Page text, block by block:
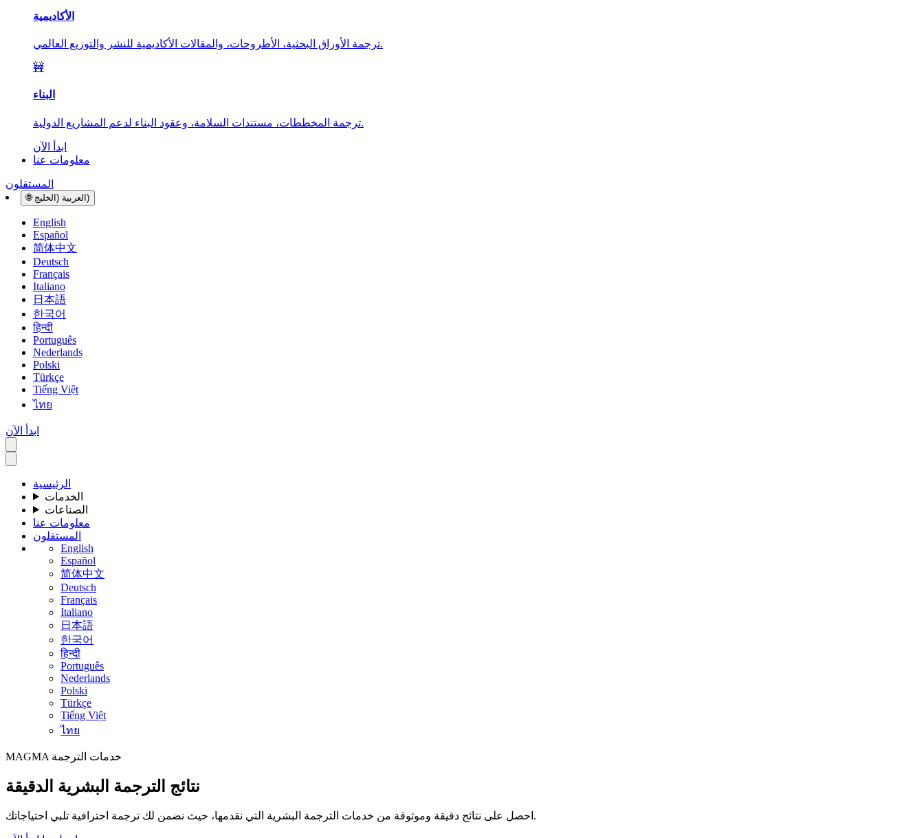
الأكاديمية
ترجمة الأوراق البحثية، الأطروحات، والمقالات الأكاديمية للنشر والتوزيع العالمي.
🚧
البناء
ترجمة المخططات، مستندات السلامة، وعقود البناء لدعم المشاريع الدولية.
ابدأ الآن
معلومات عنا
المستقلون
🌐 العربية (الخليج)
English
Español
简体中文
Deutsch
Français
Italiano
日本語
한국어
हिन्दी
Português
Nederlands
Polski
Türkçe
Tiếng Việt
ไทย
ابدأ الآن
الرئيسية
الخدمات
الصناعات
معلومات عنا
المستقلون
English
Español
简体中文
Deutsch
Français
Italiano
日本語
한국어
हिन्दी
Português
Nederlands
Polski
Türkçe
Tiếng Việt
ไทย
MAGMA خدمات الترجمة
نتائج الترجمة البشرية الدقيقة
احصل على نتائج دقيقة وموثوقة من خدمات الترجمة البشرية التي نقدمها، حيث نضمن لك ترجمة احترافية تلبي احتياجاتك.